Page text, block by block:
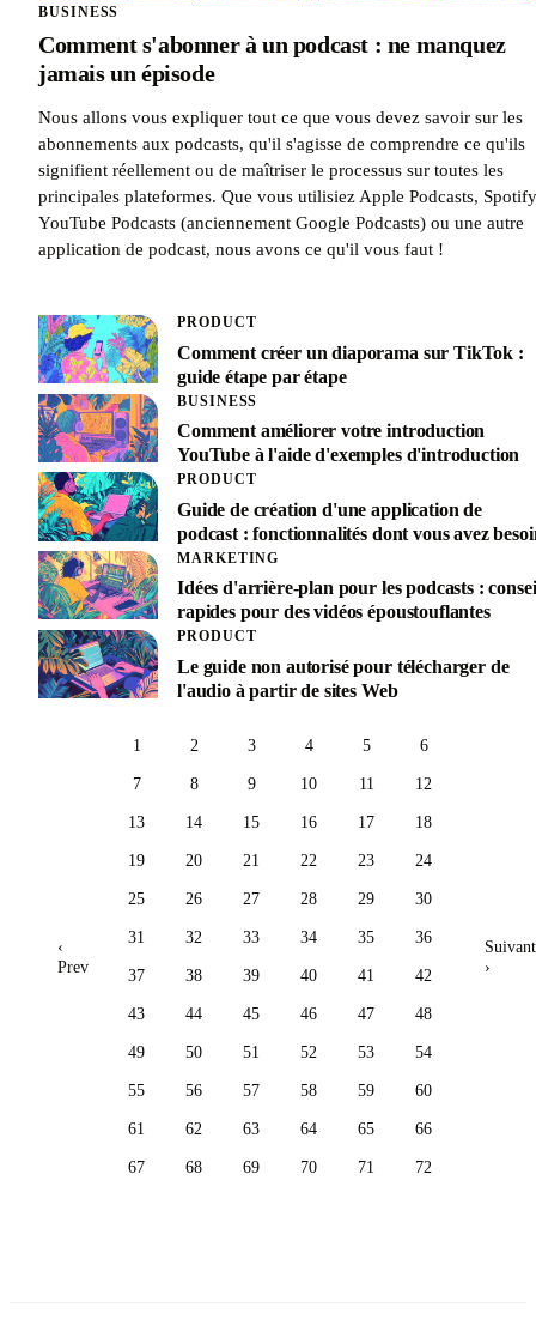
BUSINESS
Comment s'abonner à un podcast : ne manquez
jamais un épisode
Nous allons vous expliquer tout ce que vous devez savoir sur les
abonnements aux podcasts, qu'il s'agisse de comprendre ce qu'ils
signifient réellement ou de maîtriser le processus sur toutes les
principales plateformes. Que vous utilisiez Apple Podcasts,
YouTube Podcasts (anciennement Google Podcasts) ou une autre
application de podcast, nous avons ce qu'il vous faut !
PRODUCT
Comment créer un diaporama sur TikTok :
guide étape par étape
BUSINESS
Comment améliorer votre introduction
YouTube à l'aide d'exemples d'introduction
PRODUCT
Guide de création d'une application de
podcast : fonctionnalités dont vous avez
MARKETING
Idées d'arrière-plan pour les podcasts :
rapides pour des vidéos époustouflantes
PRODUCT
Le guide non autorisé pour télécharger de
l'audio à partir de sites Web
‹
Prev
1 2 3 4 5 6
7 8 9 10 11 12
13 14 15 16 17 18
19 20 21 22 23 24
25 26 27 28 29 30
31 32 33 34 35 36
37 38 39 40 41 42
43 44 45 46 47 48
49 50 51 52 53 54
55 56 57 58 59 60
61 62 63 64 65 66
67 68 69 70 71 72
Suivant
›